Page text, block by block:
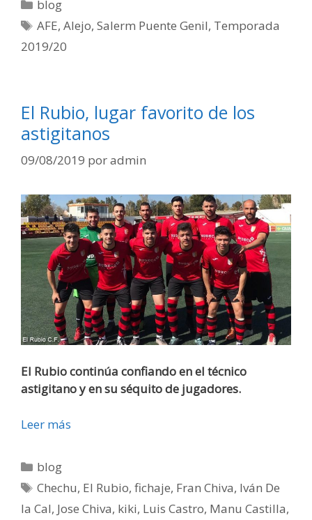
blog
AFE,Alejo,Salerm Puente Genil, Temporada
2019/20
El Rubio, lugar favorito de los
astigitanos
09/08/2019 poradmin
El Rubio continúa confiando en el técnico
astigitano y en su séquito de jugadores.
Leer más
blog
Chechu, El Rubio,fichaje, Fran Chiva, Iván De
la Cal, Jose Chiva, kiki, Luis Castro, Manu Castilla,